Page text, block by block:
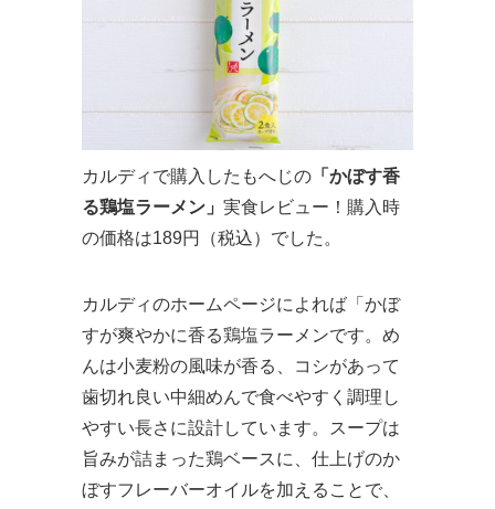
カルディで購入したもへじの 「かぼす香
る鶏塩ラーメン」 実食レビュー！購入時
の価格は189円（税込）でした。
カルディのホームページによれば「かぼ
すが爽やかに香る鶏塩ラーメンです。め
んは小麦粉の風味が香る、コシがあって
歯切れ良い中細めんで食べやすく調理し
やすい長さに設計しています。スープは
旨みが詰まった鶏ベースに、仕上げのか
ぼすフレーバーオイルを加えることで、